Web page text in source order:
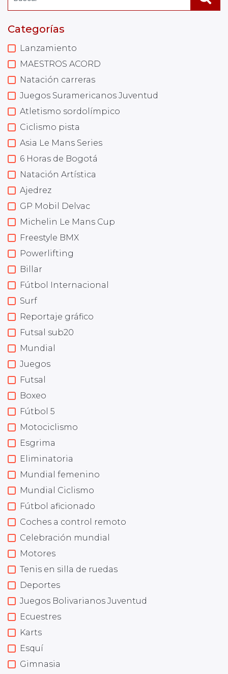
Categorías
Lanzamiento
MAESTROS ACORD
Natación carreras
Juegos Suramericanos Juventud
Atletismo sordolímpico
Ciclismo pista
Asia Le Mans Series
6 Horas de Bogotá
Natación Artística
Ajedrez
GP Mobil Delvac
Michelin Le Mans Cup
Freestyle BMX
Powerlifting
Billar
Fútbol Internacional
Surf
Reportaje gráfico
Futsal sub20
Mundial
Juegos
Futsal
Boxeo
Fútbol 5
Motociclismo
Esgrima
Eliminatoria
Mundial femenino
Mundial Ciclismo
Fútbol aficionado
Coches a control remoto
Celebración mundial
Motores
Tenis en silla de ruedas
Deportes
Juegos Bolivarianos Juventud
Ecuestres
Karts
Esquí
Gimnasia